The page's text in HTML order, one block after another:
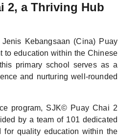
2, a Thriving Hub
Kebangsaan (Cina) Puay
to education within the Chinese
primary school serves as a
and nurturing well-rounded
program, SJK© Puay Chai 2
by a team of 101 dedicated
for quality education within the